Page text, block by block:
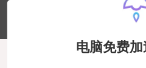
电脑免费